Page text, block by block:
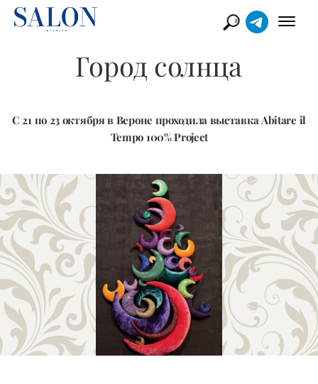
Город солнца
С 21 по 23 октября в Вероне проходила выставка Abitare il
Tempo 100% Project